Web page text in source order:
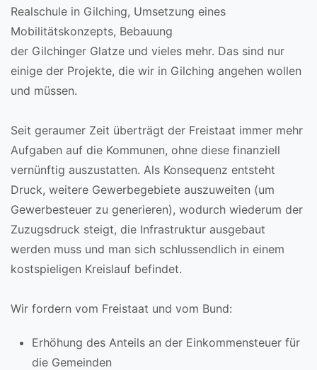
Realschule in Gilching, Umsetzung eines
Mobilitätskonzepts, Bebauung
der Gilchinger Glatze und vieles mehr. Das sind nur
einige der Projekte, die wir in Gilching angehen wollen
und müssen.
Seit geraumer Zeit überträgt der Freistaat immer mehr
Aufgaben auf die Kommunen, ohne diese finanziell
vernünftig auszustatten. Als Konsequenz entsteht
Druck, weitere Gewerbegebiete auszuweiten (um
Gewerbesteuer zu generieren), wodurch wiederum der
Zuzugsdruck steigt, die Infrastruktur ausgebaut
werden muss und man sich schlussendlich in einem
kostspieligen Kreislauf befindet.
Wir fordern vom Freistaat und vom Bund:
Erhöhung des Anteils an der Einkommensteuer für
die Gemeinden